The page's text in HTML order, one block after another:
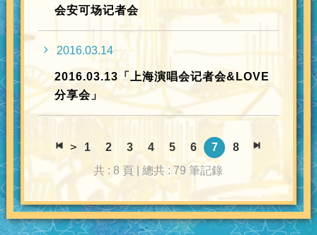
会安可场记者会
2016.03.14
2016.03.13「上海演唱会记者会&LOVE
分享会」
> 1 2 3 4 5 6 7
8
共 : 8 頁 | 總共 : 79 筆記錄